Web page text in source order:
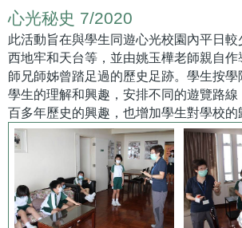
心光秘史 7/2020
此活動旨在與學生同遊心光校園內平日
西地牢和天台等，並由姚玉樺老師親自作
師兄師姊曾踏足過的歷史足跡。學生按
學生的理解和興趣，安排不同的遊覽路
百多年歷史的興趣，也增加學生對學校的